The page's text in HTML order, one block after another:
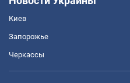
Киев
Запорожье
Черкассы